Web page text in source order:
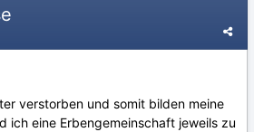
verstorben und somit bilden meine
ich eine Erbengemeinschaft jeweils zu